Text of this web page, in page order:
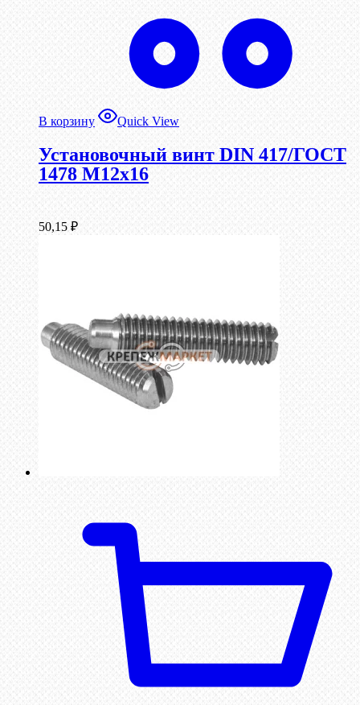
В корзину Quick View
Установочный винт DIN 417/ГОСТ
1478 М12х16
50,15 ₽